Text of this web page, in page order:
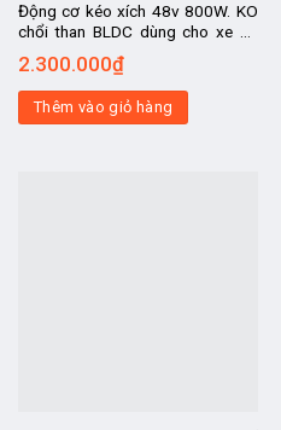
Động cơ kéo xích 48v 800W. KO
chổi than BLDC dùng cho xe ba
bánh, chở hàng, mô tô điện, xe
điện 2 bánh tốc độ cao
2.300.000₫
Thêm vào giỏ hàng